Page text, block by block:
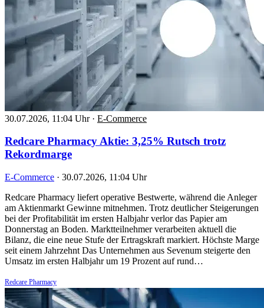
30.07.2026, 11:04 Uhr · E-Commerce
Redcare Pharmacy Aktie: 3,25% Rutsch trotz
Rekordmarge
E-Commerce · 30.07.2026, 11:04 Uhr
Redcare Pharmacy liefert operative Bestwerte, während die Anleger
am Aktienmarkt Gewinne mitnehmen. Trotz deutlicher Steigerungen
bei der Profitabilität im ersten Halbjahr verlor das Papier am
Donnerstag an Boden. Marktteilnehmer verarbeiten aktuell die
Bilanz, die eine neue Stufe der Ertragskraft markiert. Höchste Marge
seit einem Jahrzehnt Das Unternehmen aus Sevenum steigerte den
Umsatz im ersten Halbjahr um 19 Prozent auf rund…
Redcare Pharmacy